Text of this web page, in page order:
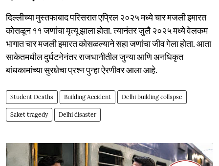
दिल्लीच्या मुस्तफाबाद परिसरात एप्रिल २०२५ मध्ये चार मजली इमारत
कोसळून ११ जणांचा मृत्यू झाला होता. त्यानंतर जुलै २०२५ मध्ये वेलकम
भागात चार मजली इमारत कोसळल्याने सहा जणांचा जीव गेला होता. आता
साकेतमधील दुर्घटनेनंतर राजधानीतील जुन्या आणि अनधिकृत
बांधकामांच्या सुरक्षेचा प्रश्न पुन्हा ऐरणीवर आला आहे.
Student Deaths Building Accident Delhi building collapse
Saket tragedy Delhi disaster